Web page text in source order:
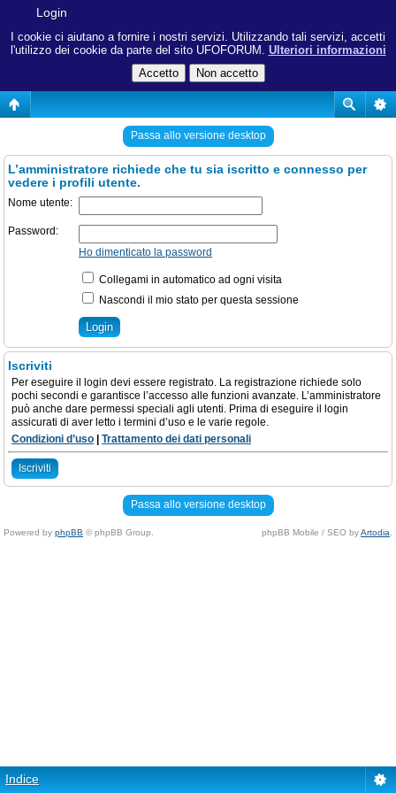
I cookie ci aiutano a fornire i nostri servizi. Utilizzando tali servizi, accetti
l'utilizzo dei cookie da parte del sito UFOFORUM. Ulteriori informazioni
Login
Passa allo versione desktop
L’amministratore richiede che tu sia iscritto e connesso per
vedere i profili utente.
Nome utente:
Password:
Ho dimenticato la password
Collegami in automatico ad ogni visita
Nascondi il mio stato per questa sessione
Iscriviti
Per eseguire il login devi essere registrato. La registrazione richiede solo
pochi secondi e garantisce l’accesso alle funzioni avanzate. L’amministratore
può anche dare permessi speciali agli utenti. Prima di eseguire il login
assicurati di aver letto i termini d’uso e le varie regole.
Condizioni d’uso
Trattamento dei dati personali
Iscriviti
Passa allo versione desktop
Powered by phpBB © phpBB Group. phpBB Mobile / SEO byArtodia
Indice